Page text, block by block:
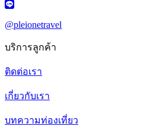
@pleionetravel
บริการลูกค้า
ติดต่อเรา
เกี่ยวกับเรา
บทความท่องเที่ยว